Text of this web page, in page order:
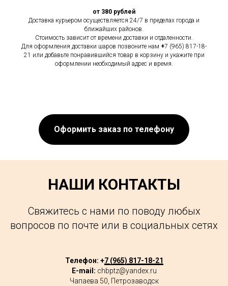
от 380 рублей
Доставка курьером осуществляется 24/7 в пределах города и
ближайших районов.
Стоимость зависит от времени доставки и отдаленности.
Для оформления доставки шаров позвоните нам +7 (965) 817-18-
21 или добавьте понравившийся товар в корзину и укажите при
оформлении необходимый адрес и время.
Оформить заказ по телефону
НАШИ КОНТАКТЫ
Свяжитесь с нами по поводу любых
вопросов по почте или в социальных сетях
Телефон: +7 (965) 817-18-21
E-mail: chbptz@yandex.ru
Чапаева 50, Петрозаводск